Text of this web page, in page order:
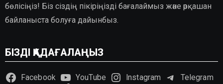
бөлісіңіз! Біз сіздің пікіріңізді бағалаймыз және әрқашан
байланыста болуға дайынбыз.
БІЗДІ ҚАДАҒАЛАҢЫЗ
Facebook YouTube Instagram
Telegram